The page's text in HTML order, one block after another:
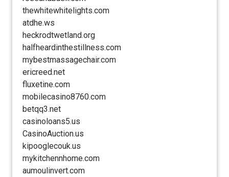
thewhitewhitelights.com
atdhe.ws
heckrodtwetland.org
halfheardinthestillness.com
mybestmassagechair.com
ericreed.net
fluxetine.com
mobilecasino8760.com
betqq3.net
casinoloans5.us
CasinoAuction.us
kipooglecouk.us
mykitchennhome.com
aumoulinvert.com